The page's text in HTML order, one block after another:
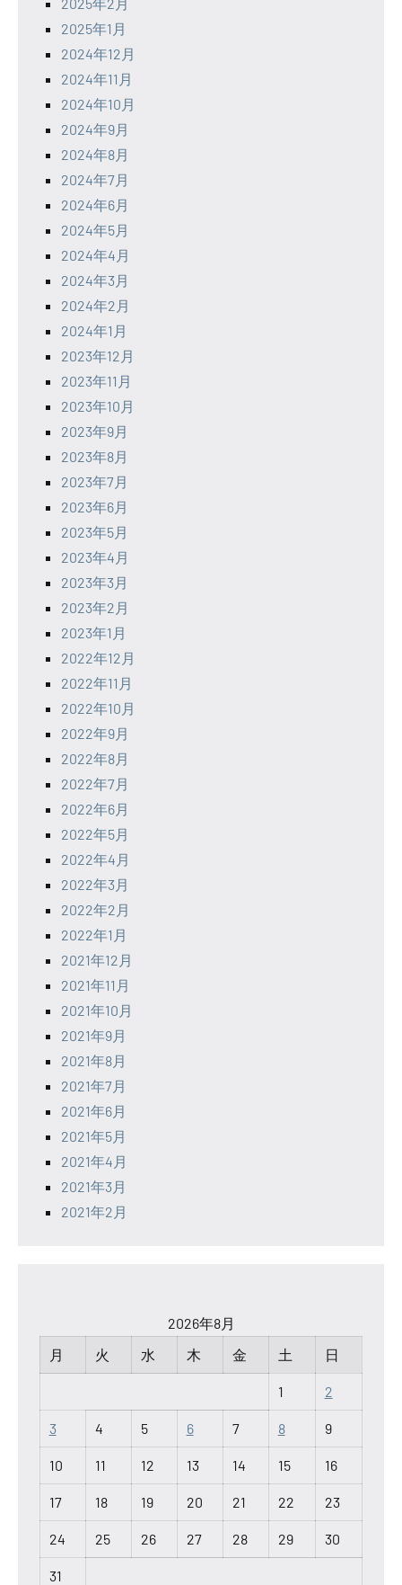
2025年1月
2024年12月
2024年11月
2024年10月
2024年9月
2024年8月
2024年7月
2024年6月
2024年5月
2024年4月
2024年3月
2024年2月
2024年1月
2023年12月
2023年11月
2023年10月
2023年9月
2023年8月
2023年7月
2023年6月
2023年5月
2023年4月
2023年3月
2023年2月
2023年1月
2022年12月
2022年11月
2022年10月
2022年9月
2022年8月
2022年7月
2022年6月
2022年5月
2022年4月
2022年3月
2022年2月
2022年1月
2021年12月
2021年11月
2021年10月
2021年9月
2021年8月
2021年7月
2021年6月
2021年5月
2021年4月
2021年3月
2021年2月
2026年8月
月
火 水 木 金 土 日
1 2
3 4 5 6 7 8 9
10 11 12 13 14 15 16
17 18 19 20 21 22 23
24 25 26 27 28 29 30
31